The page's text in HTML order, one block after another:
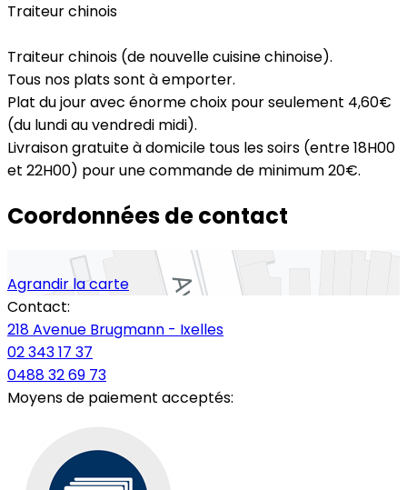
Traiteur chinois
Traiteur chinois (de nouvelle cuisine chinoise).
Tous nos plats sont à emporter.
Plat du jour avec énorme choix pour seulement 4,60€
(du lundi au vendredi midi).
Livraison gratuite à domicile tous les soirs (entre 18H00
et 22H00) pour une commande de minimum 20€.
Coordonnées de contact
Agrandir la carte
Contact:
218 Avenue Brugmann - Ixelles
02 343 17 37
0488 32 69 73
Moyens de paiement acceptés: